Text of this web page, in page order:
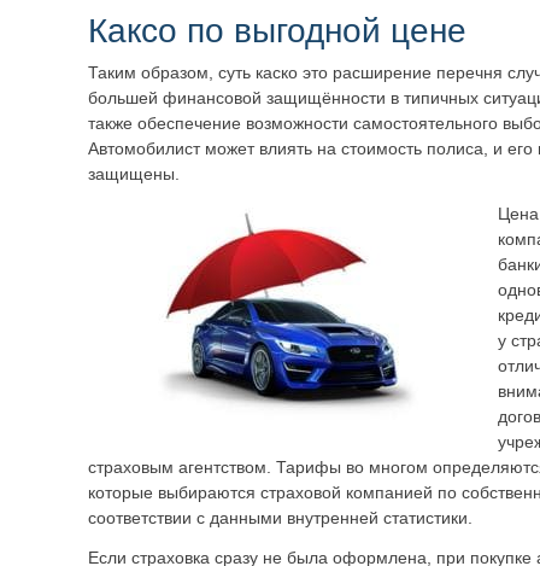
Каксо по выгодной цене
Таким образом, суть каско это расширение перечня
большей финансовой защищённости в типичных
также обеспечение возможности самостоятельного
Автомобилист может влиять на стоимость полиса, и
защищены.
Цена
у
страховым агентством. Тарифы во многом
которые выбираются страховой компанией по
соответствии с данными внутренней статистики.
Если страховка сразу не была оформлена, при